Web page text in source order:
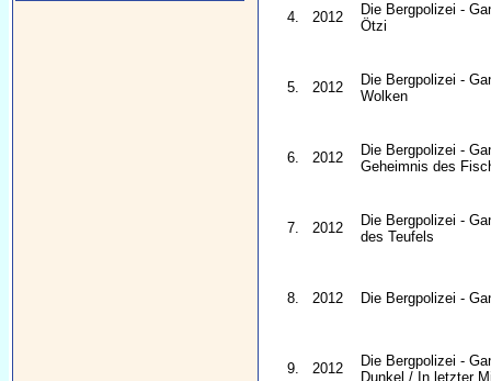
4. 2012
Die Bergpolizei -
Ötzi
5. 2012
Die Bergpolizei -
Wolken
6. 2012
Die Bergpolizei -
Geheimnis des
7. 2012
Die Bergpolizei -
des Teufels
8. 2012 Die Bergpolizei -
9. 2012
Die Bergpolizei -
Dunkel / In letzter